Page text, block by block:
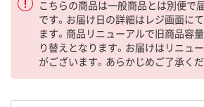
こちらの商品は一般商品とは別便で
です。お届け日の詳細はレジ画面に
ます。商品リニューアルで旧商品容
り替えとなります。お届けはリニュ
がございます。あらかじめご了承くだ